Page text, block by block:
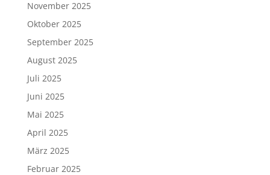
November 2025
Oktober 2025
September 2025
August 2025
Juli 2025
Juni 2025
Mai 2025
April 2025
März 2025
Februar 2025